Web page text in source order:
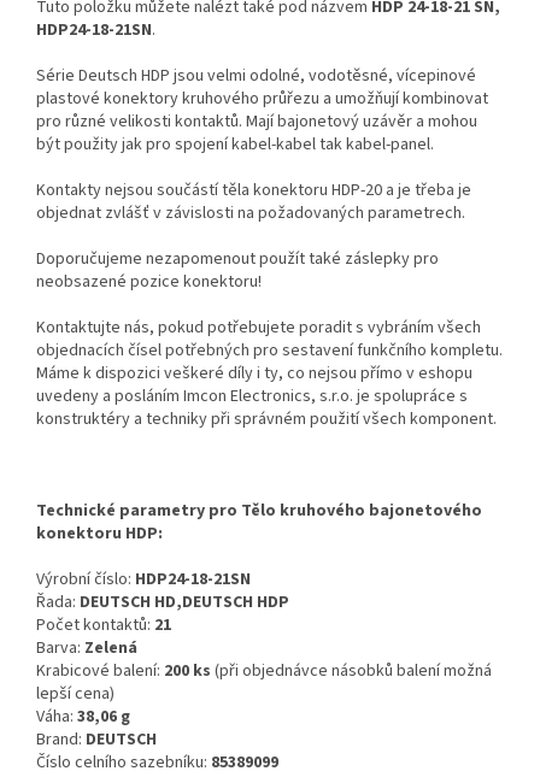
Tuto položku můžete nalézt také pod názvem HDP 24-18-21 SN,
HDP24-18-21SN.
Série Deutsch HDP jsou velmi odolné, vodotěsné, vícepinové
plastové konektory kruhového průřezu a umožňují kombinovat
pro různé velikosti kontaktů. Mají bajonetový uzávěr a mohou
být použity jak pro spojení kabel-kabel tak kabel-panel.
Kontakty nejsou součástí těla konektoru HDP-20 a je třeba je
objednat zvlášť v závislosti na požadovaných parametrech.
Doporučujeme nezapomenout použít také záslepky pro
neobsazené pozice konektoru!
Kontaktujte nás, pokud potřebujete poradit s vybráním všech
objednacích čísel potřebných pro sestavení funkčního kompletu.
Máme k dispozici veškeré díly i ty, co nejsou přímo v eshopu
uvedeny a posláním Imcon Electronics, s.r.o. je spolupráce s
konstruktéry a techniky při správném použití všech komponent.
Technické parametry pro Tělo kruhového bajonetového
konektoru HDP:
Výrobní číslo: HDP24-18-21SN
Řada: DEUTSCH HD,DEUTSCH HDP
Počet kontaktů: 21
Barva: Zelená
Krabicové balení: 200 ks (při objednávce násobků balení možná
lepší cena)
Váha: 38,06 g
Brand: DEUTSCH
Číslo celního sazebníku: 85389099